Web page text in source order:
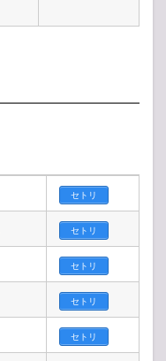
セトリ
セトリ
セトリ
セトリ
セトリ